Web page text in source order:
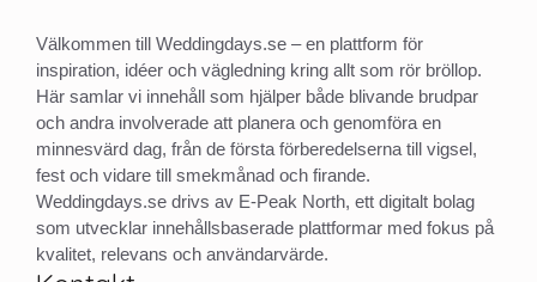
Välkommen till Weddingdays.se – en plattform för
inspiration, idéer och vägledning kring allt som rör bröllop.
Här samlar vi innehåll som hjälper både blivande brudpar
och andra involverade att planera och genomföra en
minnesvärd dag, från de första förberedelserna till vigsel,
fest och vidare till smekmånad och firande.
Weddingdays.se drivs av E-Peak North, ett digitalt bolag
som utvecklar innehållsbaserade plattformar med fokus på
kvalitet, relevans och användarvärde.